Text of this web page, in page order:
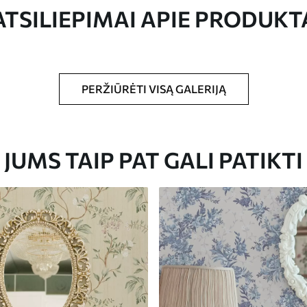
dydžio vaizdas, supjaustytas į vienodas iki 50
tapetų klijais.
minkšta kempine. Lakuotus tapetus galima
Premium vinilas
65.0039.00€/m²
APIE
PERŽIŪRĖTI VISĄ GALERIJĄ
JUMS TAIP PAT GALI PATIKTI